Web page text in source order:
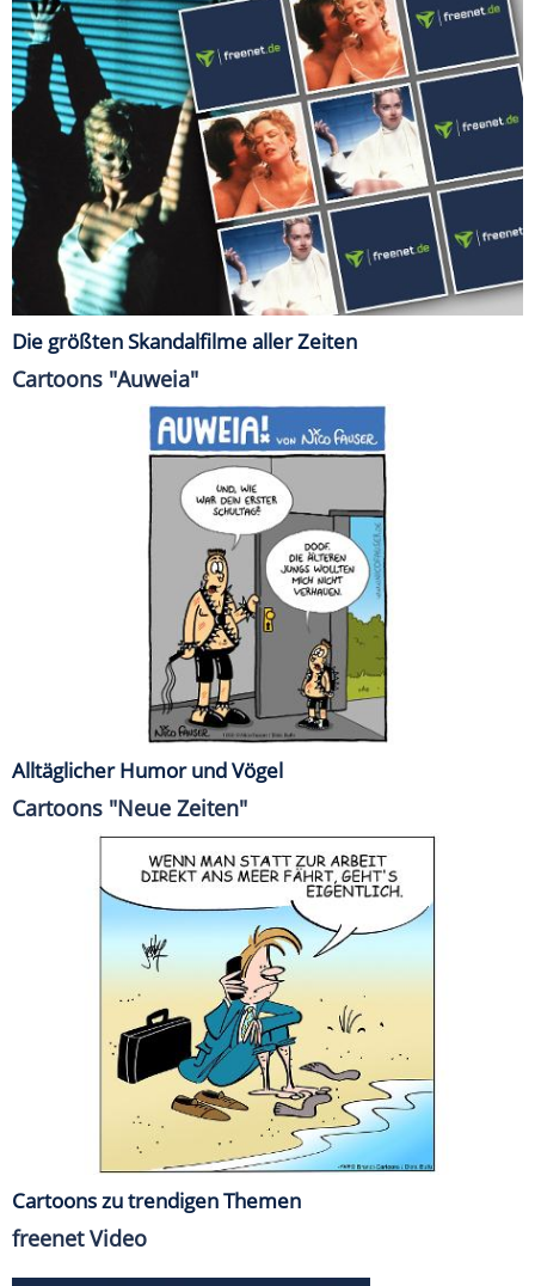
Die größten Skandalfilme aller Zeiten
Cartoons "Auweia"
Alltäglicher Humor und Vögel
Cartoons "Neue Zeiten"
Cartoons zu trendigen Themen
freenet Video